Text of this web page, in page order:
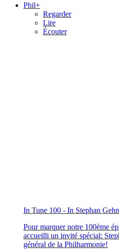
Phil+
Regarder
Lire
Écouter
In Tune 100 - In Stephan
Pour marquer notre 100ème
accueilli un invité spécial:
général de la Philharmonie!